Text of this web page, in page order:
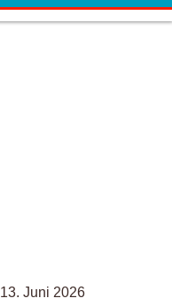
13. Juni 2026